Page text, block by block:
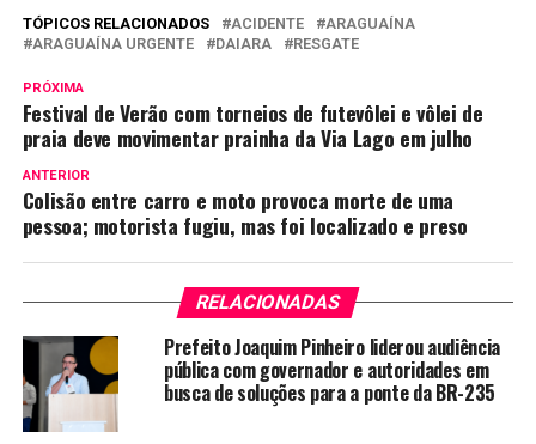
TÓPICOS RELACIONADOS ACIDENTE
ARAGUAÍNA
ARAGUAÍNA URGENTE
DAIARA RESGATE
PRÓXIMA
Festival de Verão com torneios de futevôlei e vôlei de
praia deve movimentar prainha da Via Lago em julho
ANTERIOR
Colisão entre carro e moto provoca morte de uma
pessoa; motorista fugiu, mas foi localizado e preso
RELACIONADAS
Prefeito Joaquim Pinheiro liderou audiência
pública com governador e autoridades em
busca de soluções para a ponte da BR-235